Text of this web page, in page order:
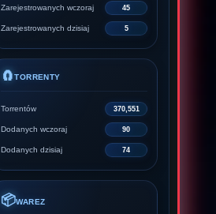
Zarejestrowanych wczoraj 45
Zarejestrowanych dzisiaj 5
🧲TORRENTY
Torrentów 370,551
Dodanych wczoraj 90
Dodanych dzisiaj 74
📦WAREZ